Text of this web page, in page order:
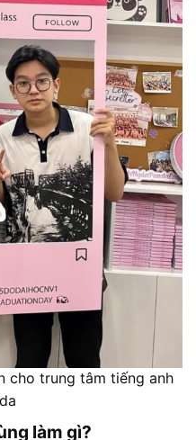
cho trung tâm tiếng anh
làm gì?